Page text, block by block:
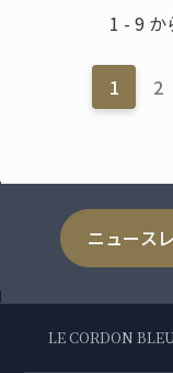
1 - 9
1 2
ニュース
LE CORDON